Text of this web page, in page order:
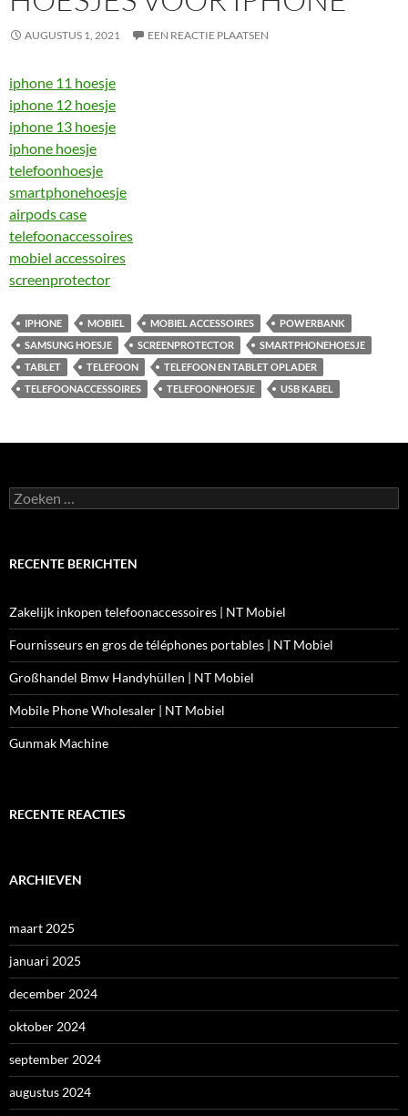
AUGUSTUS 1, 2021 EEN REACTIE PLAATSEN
iphone 11 hoesje
iphone 12 hoesje
iphone 13 hoesje
iphone hoesje
telefoonhoesje
smartphonehoesje
airpods case
telefoonaccessoires
mobiel accessoires
screenprotector
IPHONE MOBIEL MOBIEL ACCESSOIRES
POWERBANK
SAMSUNG HOESJE
SCREENPROTECTOR
SMARTPHONEHOESJE
TABLET
TELEFOON
TELEFOON EN TABLET OPLADER
TELEFOONACCESSOIRES
TELEFOONHOESJE USB KABEL
Zoeken
naar:
RECENTE BERICHTEN
Zakelijk inkopen telefoonaccessoires | NT Mobiel
Fournisseurs en gros de téléphones portables | NT Mobiel
Großhandel Bmw Handyhüllen | NT Mobiel
Mobile Phone Wholesaler | NT Mobiel
Gunmak Machine
RECENTE REACTIES
ARCHIEVEN
maart 2025
januari 2025
december 2024
oktober 2024
september 2024
augustus 2024